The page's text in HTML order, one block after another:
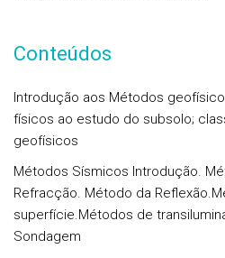
Conteúdos
Introdução aos Métodos
físicos ao estudo do subsolo;
geofísicos
Métodos Sísmicos Introdução.
Refracção. Método da
superfície.Métodos de
Sondagem